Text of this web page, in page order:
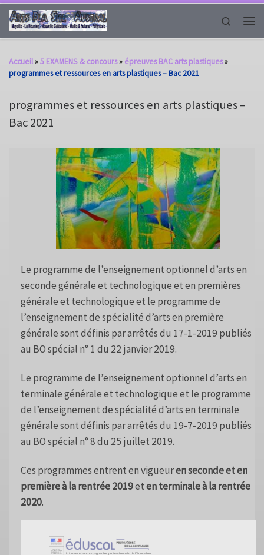
Passer au contenu
Search
Accueil»5 EXAMENS & concours» épreuves BAC arts plastiques»
programmes et ressources en arts plastiques – Bac 2021
programmes et ressources en arts plastiques –
Bac 2021
Le programme de l’enseignement optionnel d’arts en
seconde générale et technologique et en premières
générale et technologique et le programme de
l’enseignement de spécialité d’arts en première
générale sont définis par arrêtés du 17-1-2019 publiés
au BO spécial n° 1 du 22 janvier 2019.
Le programme de l’enseignement optionnel d’arts en
terminale générale et technologique et le programme
de l’enseignement de spécialité d’arts en terminale
générale sont définis par arrêtés du 19-7-2019 publiés
au BO spécial n° 8 du 25 juillet 2019.
Ces programmes entrent en vigueuren seconde et en
première à la rentrée 2019eten terminale à la rentrée
2020.